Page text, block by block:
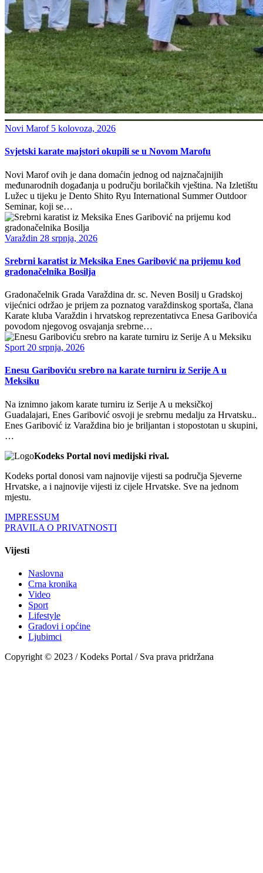
Novi Marof5 kolovoza, 2026
Svjetski karate majstori okupili se u Novom Marofu
Novi Marof ovih je dana domaćin jednog od najznačajnijih
međunarodnih događanja u području borilačkih vještina. Na Izletištu
Lužec u tijeku je Dento Shito Ryu International Summer Outdoor
Seminar, koji se…
Varaždin 28 srpnja, 2026
Srebrni karatist iz Meksika Enes Garibović na prijemu kod
gradonačelnika Bosilja
Gradonačelnik Grada Varaždina dr. sc. Neven Bosilj u Gradskoj
vijećnici održao je prijem za poznatog varaždinskog sportaša, člana
Karate kluba Varaždin i hrvatskog reprezentativca Enesa Garibovića
povodom njegovog osvajanja srebrne…
Sport 20 srpnja, 2026
Enesu Gariboviću srebro na karate turniru iz Serije A u
Meksiku
Na iznimno jakom karate turniru iz Serije A u meksičkoj
Guadalajari, Enes Garibović osvoji je srebrnu medalju za Hrvatsku..
Enes Garibović iz Varaždina bio je briljantan i stopostotan u skupini,
…
Kodeks Portal novi medijski rival.
Kodeks portal donosi vam najnovije vijesti sa područja Sjeverne
Hrvatske, a i najnovije vijesti iz cijele Hrvatske. Sve na jednom
mjestu.
IMPRESSUM
PRAVILA O PRIVATNOSTI
Vijesti
Naslovna
Crna kronika
Video
Sport
Lifestyle
Gradovi i općine
Ljubimci
Copyright © 2023 / Kodeks Portal / Sva prava pridržana